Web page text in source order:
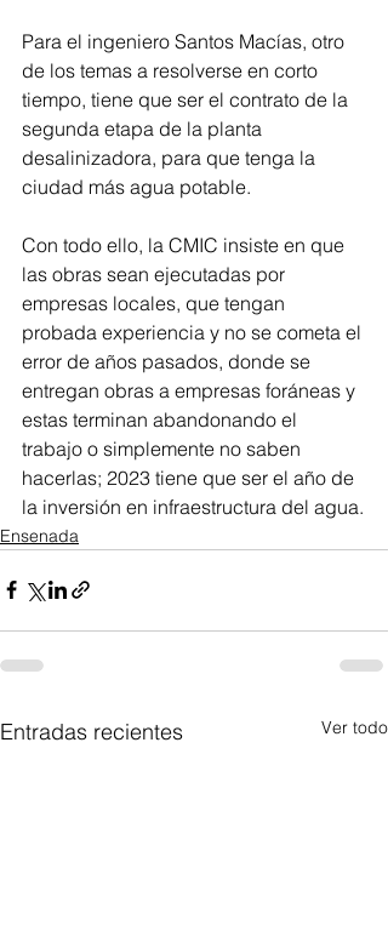
Para el ingeniero Santos Macías, otro
de los temas a resolverse en corto
tiempo, tiene que ser el contrato de la
segunda etapa de la planta
desalinizadora, para que tenga la
ciudad más agua potable.
Con todo ello, la CMIC insiste en que
las obras sean ejecutadas por
empresas locales, que tengan
probada experiencia y no se cometa el
error de años pasados, donde se
entregan obras a empresas foráneas y
estas terminan abandonando el
trabajo o simplemente no saben
hacerlas; 2023 tiene que ser el año de
la inversión en infraestructura del agua.
Ensenada
Entradas recientes Ver todo